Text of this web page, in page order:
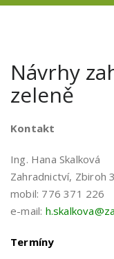
Návrhy
zeleně
Kontakt
Ing. Hana Skalková
Zahradnictví, Zbiroh
mobil: 776 371 226
e-mail:
Termíny